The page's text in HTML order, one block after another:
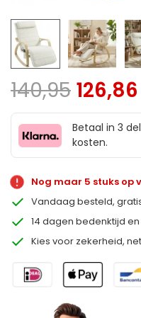
140,95 126,86
Betaal in 3
kosten.
Nog maar 5 stuks op
Vandaag besteld,
14 dagen bedenktijd en
Kies voor zekerheid,